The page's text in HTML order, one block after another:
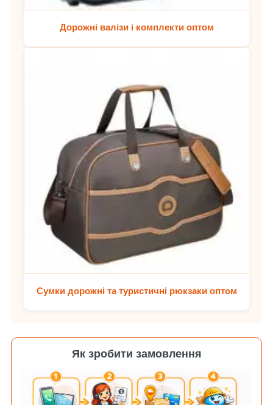
Дорожні валізи і комплекти оптом
Сумки дорожні та туристичні рюкзаки оптом
Як зробити замовлення